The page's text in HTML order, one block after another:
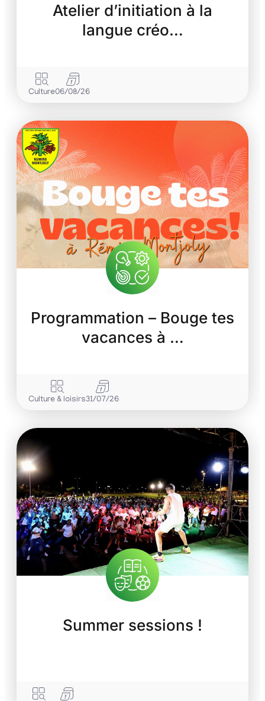
Atelier d’initiation à la
langue créo…
Culture06/08/26
Programmation – Bouge tes
vacances à …
Culture & loisirs31/07/26
Summer sessions !